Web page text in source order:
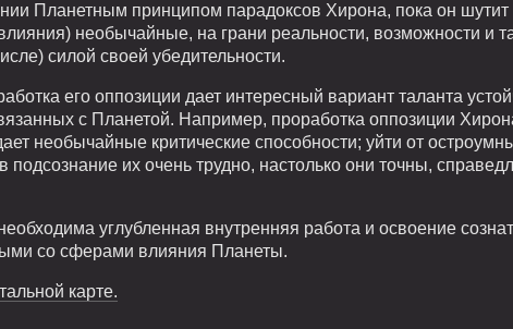
Планетным принципом парадоксов Хирона, пока он
необычайные, на грани реальности, возможности и
силой своей убедительности.
его оппозиции дает интересный вариант таланта
с Планетой. Например, проработка оппозиции
необычайные критические способности; уйти от
подсознание их очень трудно, настолько они точны,
углубленная внутренняя работа и освоение
со сферами влияния Планеты.
карте.